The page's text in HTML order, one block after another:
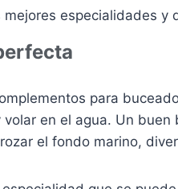
especialidades
para
en el agua. Un
el fondo marino,